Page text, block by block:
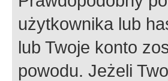
użytkownika lub
lub Twoje konto
powodu. Jeżeli